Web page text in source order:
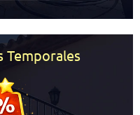
Temporales